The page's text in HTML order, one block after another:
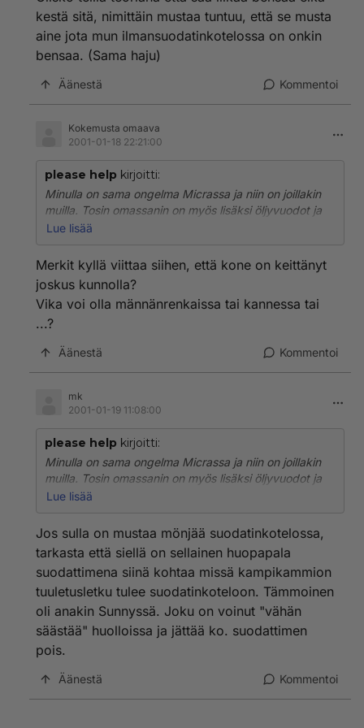
kestä sitä, nimittäin mustaa tuntuu, että se musta
aine jota mun ilmansuodatinkotelossa on onkin
bensaa. (Sama haju)
Äänestä Kommentoi
Kokemusta omaava
2001-01-18 22:21:00
please help kirjoitti:
Minulla on sama ongelma Micrassa ja niin on joillakin
muilla. Tosin omassanin on myös lisäksi öljyvuodot ja
savutukset, mutta eivät ne voi ongelmaa aiheuttaa.
pystyi kyllä jopa pysähtymään kakkosella!
Olis kyllä kiva tietää missä viiraa.
Onko kysyjällä muuten moottorissa muita vikoja? Olen
itse vähän säädellyt sytystä, muttei auta.
On ollut sama vika jo pian vuoden.
sitä, nimittäin mustaa tuntuu, että se musta aine jota
mun ilmansuodatinkotelossa on onkin bensaa. (Sama
Lue lisää
Merkit kyllä viittaa siihen, että kone on keittänyt
joskus kunnolla?
Vika voi olla männänrenkaissa tai kannessa tai
...?
Äänestä Kommentoi
mk
2001-01-19 11:08:00
please help kirjoitti:
Minulla on sama ongelma Micrassa ja niin on joillakin
muilla. Tosin omassanin on myös lisäksi öljyvuodot ja
savutukset, mutta eivät ne voi ongelmaa aiheuttaa.
pystyi kyllä jopa pysähtymään kakkosella!
Olis kyllä kiva tietää missä viiraa.
Onko kysyjällä muuten moottorissa muita vikoja? Olen
itse vähän säädellyt sytystä, muttei auta.
On ollut sama vika jo pian vuoden.
Olisko teillä teoriana että saa liikaa bensaa eikä kestä
sitä, nimittäin mustaa tuntuu, että se musta aine jota
mun ilmansuodatinkotelossa on onkin bensaa. (Sama
haju)
Lue lisää
Jos sulla on mustaa mönjää suodatinkotelossa,
tarkasta että siellä on sellainen huopapala
suodattimena siinä kohtaa missä kampikammion
tuuletusletku tulee suodatinkoteloon. Tämmoinen
oli anakin Sunnyssä. Joku on voinut "vähän
säästää" huolloissa ja jättää ko. suodattimen
pois.
Äänestä Kommentoi